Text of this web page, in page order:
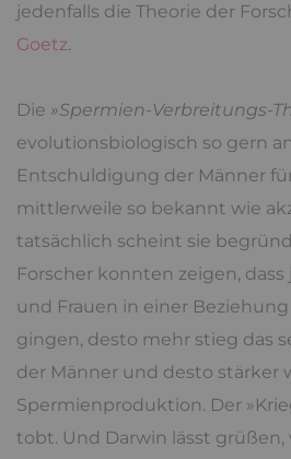
jedenfalls die Theorie der
Goetz.
Die »Spermien-Verbreitungs-
evolutionsbiologisch so gern
Entschuldigung der Männer
mittlerweile so bekannt wie
tatsächlich scheint sie
Forscher konnten zeigen,
und Frauen in einer
gingen, desto mehr stieg das
der Männer und desto stärker
Spermienproduktion. Der
tobt. Und Darwin lässt